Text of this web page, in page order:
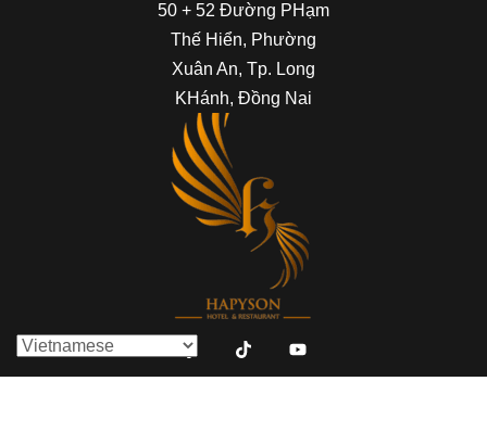
50 + 52 Đường PHạm
Thế Hiển, Phường
Xuân An, Tp. Long
KHánh, Đồng Nai